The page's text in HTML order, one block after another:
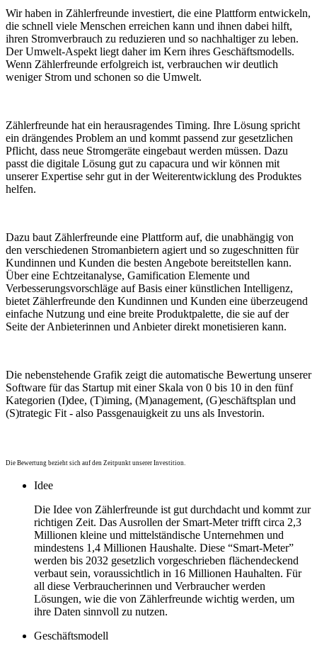
Wir haben in Zählerfreunde investiert, die eine Plattform entwickeln,
die schnell viele Menschen erreichen kann und ihnen dabei hilft,
ihren Stromverbrauch zu reduzieren und so nachhaltiger zu leben.
Der Umwelt-Aspekt liegt daher im Kern ihres Geschäftsmodells.
Wenn Zählerfreunde erfolgreich ist, verbrauchen wir deutlich
weniger Strom und schonen so die Umwelt.
Zählerfreunde hat ein herausragendes Timing. Ihre Lösung spricht
ein drängendes Problem an und kommt passend zur gesetzlichen
Pflicht, dass neue Stromgeräte eingebaut werden müssen. Dazu
passt die digitale Lösung gut zu capacura und wir können mit
unserer Expertise sehr gut in der Weiterentwicklung des Produktes
helfen.
Dazu baut Zählerfreunde eine Plattform auf, die unabhängig von
den verschiedenen Stromanbietern agiert und so zugeschnitten für
Kundinnen und Kunden die besten Angebote bereitstellen kann.
Über eine Echtzeitanalyse, Gamification Elemente und
Verbesserungsvorschläge auf Basis einer künstlichen Intelligenz,
bietet Zählerfreunde den Kundinnen und Kunden eine überzeugend
einfache Nutzung und eine breite Produktpalette, die sie auf der
Seite der Anbieterinnen und Anbieter direkt monetisieren kann.
Die nebenstehende Grafik zeigt die automatische Bewertung unserer
Software für das Startup mit einer Skala von 0 bis 10 in den fünf
Kategorien (I)dee, (T)iming, (M)anagement, (G)eschäftsplan und
(S)trategic Fit - also Passgenauigkeit zu uns als Investorin.
Die Bewertung bezieht sich auf den Zeitpunkt unserer Investition.
Idee
Die Idee von Zählerfreunde ist gut durchdacht und kommt zur
richtigen Zeit. Das Ausrollen der Smart-Meter trifft circa 2,3
Millionen kleine und mittelständische Unternehmen und
mindestens 1,4 Millionen Haushalte. Diese “Smart-Meter”
werden bis 2032 gesetzlich vorgeschrieben flächendeckend
verbaut sein, voraussichtlich in 16 Millionen Hauhalten. Für
all diese Verbraucherinnen und Verbraucher werden
Lösungen, wie die von Zählerfreunde wichtig werden, um
ihre Daten sinnvoll zu nutzen.
Geschäftsmodell